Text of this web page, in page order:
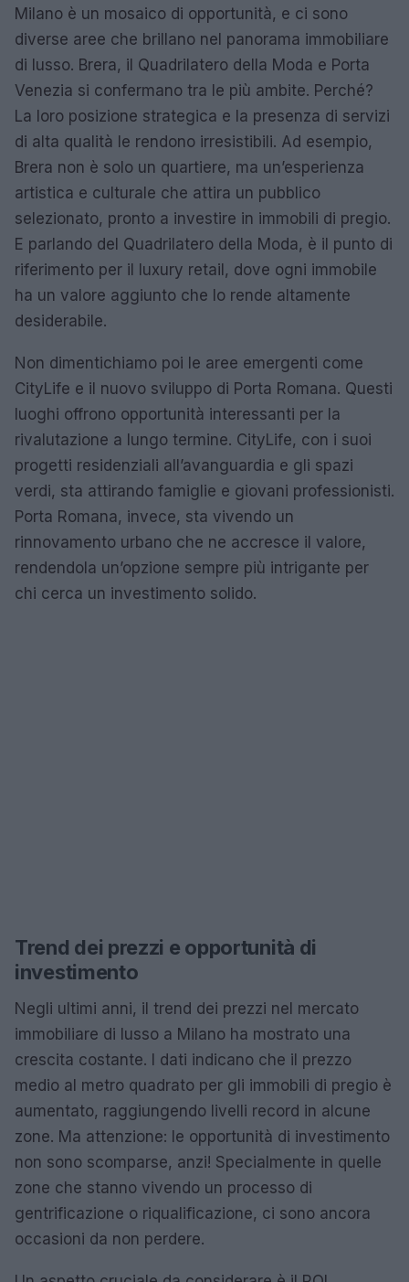
Milano è un mosaico di opportunità, e ci sono
diverse aree che brillano nel panorama immobiliare
di lusso. Brera, il Quadrilatero della Moda e Porta
Venezia si confermano tra le più ambite. Perché?
La loro posizione strategica e la presenza di servizi
di alta qualità le rendono irresistibili. Ad esempio,
Brera non è solo un quartiere, ma un’esperienza
artistica e culturale che attira un pubblico
selezionato, pronto a investire in immobili di pregio.
E parlando del Quadrilatero della Moda, è il punto di
riferimento per il luxury retail, dove ogni immobile
ha un valore aggiunto che lo rende altamente
desiderabile.
Non dimentichiamo poi le aree emergenti come
CityLife e il nuovo sviluppo di Porta Romana. Questi
luoghi offrono opportunità interessanti per la
rivalutazione a lungo termine. CityLife, con i suoi
progetti residenziali all’avanguardia e gli spazi
verdi, sta attirando famiglie e giovani professionisti.
Porta Romana, invece, sta vivendo un
rinnovamento urbano che ne accresce il valore,
rendendola un’opzione sempre più intrigante per
chi cerca un investimento solido.
Trend dei prezzi e opportunità di
investimento
Negli ultimi anni, il trend dei prezzi nel mercato
immobiliare di lusso a Milano ha mostrato una
crescita costante. I dati indicano che il prezzo
medio al metro quadrato per gli immobili di pregio è
aumentato, raggiungendo livelli record in alcune
zone. Ma attenzione: le opportunità di investimento
non sono scomparse, anzi! Specialmente in quelle
zone che stanno vivendo un processo di
gentrificazione o riqualificazione, ci sono ancora
occasioni da non perdere.